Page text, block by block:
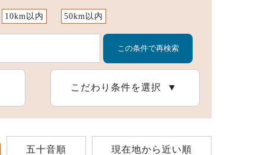
スポーツ施設
10km以内 50km以内
こだわり条件を選択
五十音順 現在地から近い順